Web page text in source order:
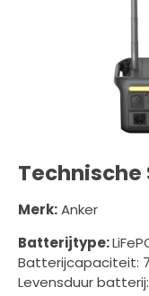
Merk:Anker
Batterijtype:
Batterijcapaciteit:
Levensduur